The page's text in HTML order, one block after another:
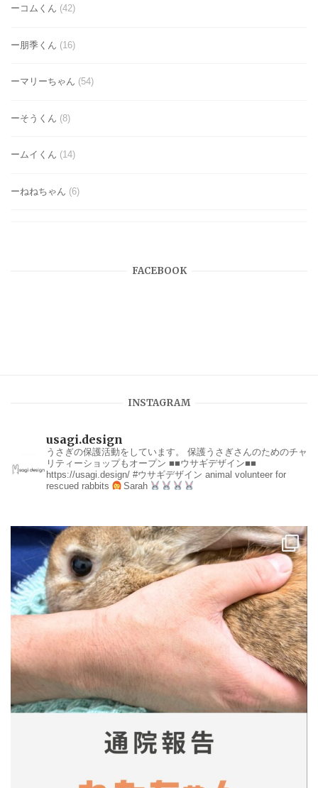
ーコムくん (42)
ー朋季くん (16)
ーマリーちゃん (54)
ーそうくん (8)
ームイくん (14)
ーねねちゃん (6)
FACEBOOK
INSTAGRAM
usagi.design
うさぎの保護活動をしています。
保護うさぎさんのためのチャ
リティーショップもオープン ■■ウサギデザイン■■
https://usagi.design/ #ウサギデザイン animal volunteer for
rescued rabbits
Sarah